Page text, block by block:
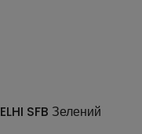
SFB Зелений